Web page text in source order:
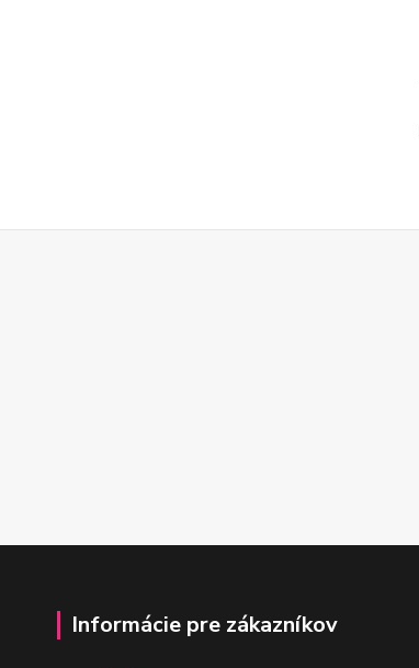
Informácie pre zákazníkov